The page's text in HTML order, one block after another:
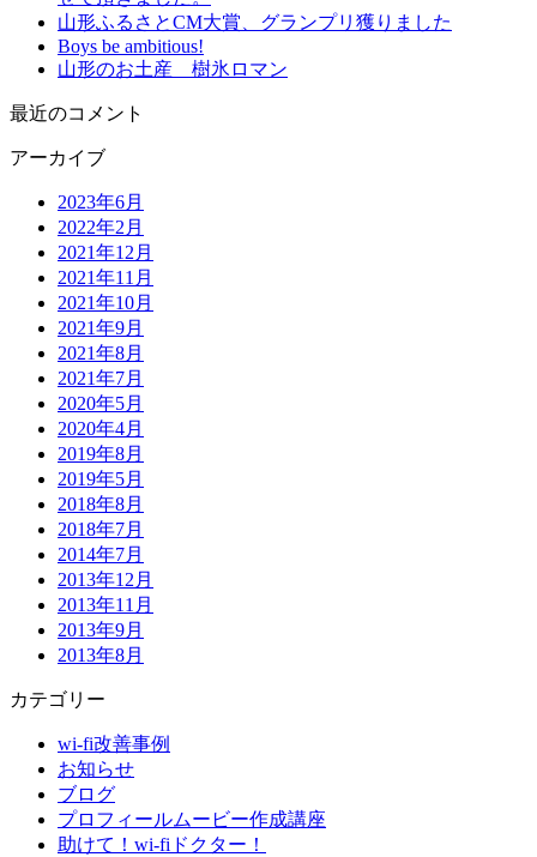
山形ふるさとCM大賞、グランプリ獲りました
Boys be ambitious!
山形のお土産 樹氷ロマン
最近のコメント
アーカイブ
2023年6月
2022年2月
2021年12月
2021年11月
2021年10月
2021年9月
2021年8月
2021年7月
2020年5月
2020年4月
2019年8月
2019年5月
2018年8月
2018年7月
2014年7月
2013年12月
2013年11月
2013年9月
2013年8月
カテゴリー
wi-fi改善事例
お知らせ
ブログ
プロフィールムービー作成講座
助けて！wi-fiドクター！